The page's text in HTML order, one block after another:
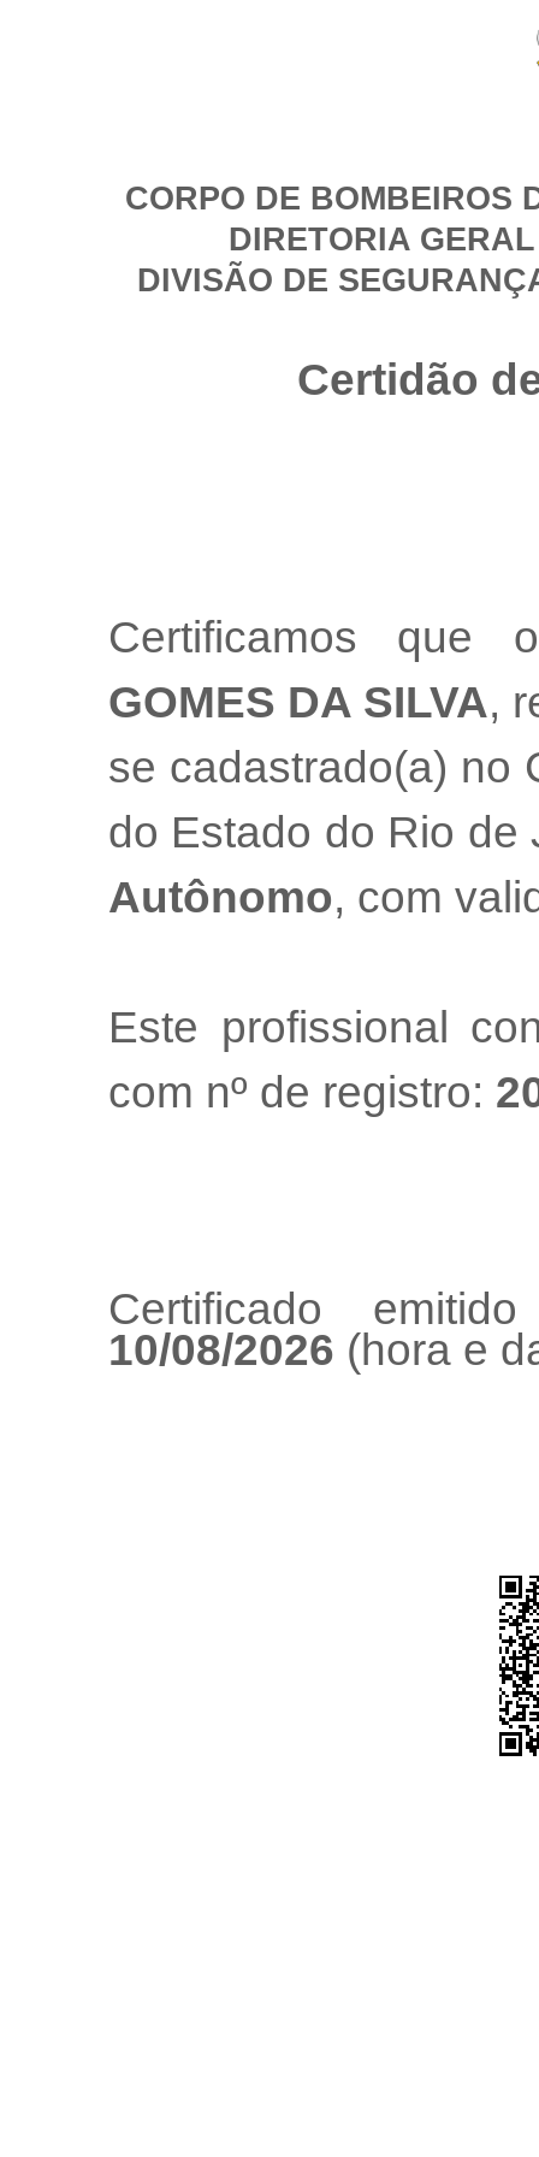
CORPO DE BOMBEIROS
DIRETORIA
DIVISÃO DE
Certidão
Certificamos que
GOMES DA SILVA,
se cadastrado(a) no
do Estado do Rio
Autônomo, com
Este profissional
com nº de registro:
Certificado
10/08/2026 (hora e